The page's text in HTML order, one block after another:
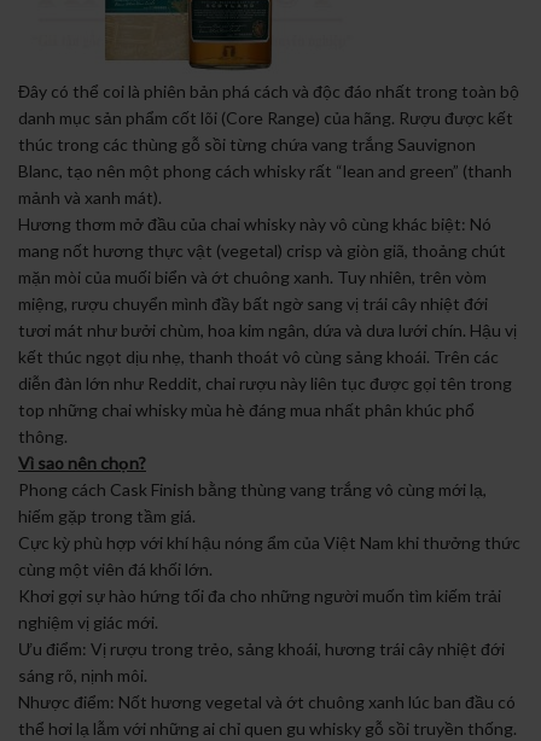
Đây có thể coi là phiên bản phá cách và độc đáo nhất trong toàn bộ
danh mục sản phẩm cốt lõi (Core Range) của hãng. Rượu được kết
thúc trong các thùng gỗ sồi từng chứa vang trắng Sauvignon
Blanc, tạo nên một phong cách whisky rất “lean and green” (thanh
mảnh và xanh mát).
Hương thơm mở đầu của chai whisky này vô cùng khác biệt: Nó
mang nốt hương thực vật (vegetal) crisp và giòn giã, thoảng chút
mặn mòi của muối biển và ớt chuông xanh. Tuy nhiên, trên vòm
miệng, rượu chuyển mình đầy bất ngờ sang vị trái cây nhiệt đới
tươi mát như bưởi chùm, hoa kim ngân, dứa và dưa lưới chín. Hậu vị
kết thúc ngọt dịu nhẹ, thanh thoát vô cùng sảng khoái. Trên các
diễn đàn lớn như Reddit, chai rượu này liên tục được gọi tên trong
top những chai whisky mùa hè đáng mua nhất phân khúc phổ
thông.
Vì sao nên chọn?
Phong cách Cask Finish bằng thùng vang trắng vô cùng mới lạ,
hiếm gặp trong tầm giá.
Cực kỳ phù hợp với khí hậu nóng ẩm của Việt Nam khi thưởng thức
cùng một viên đá khối lớn.
Khơi gợi sự hào hứng tối đa cho những người muốn tìm kiếm trải
nghiệm vị giác mới.
Ưu điểm: Vị rượu trong trẻo, sảng khoái, hương trái cây nhiệt đới
sáng rõ, nịnh môi.
Nhược điểm: Nốt hương vegetal và ớt chuông xanh lúc ban đầu có
thể hơi lạ lẫm với những ai chỉ quen gu whisky gỗ sồi truyền thống.